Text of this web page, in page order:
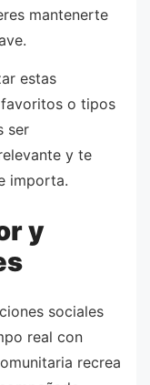
mantenerte
estas
o tipos
ser
y te
importa.
y
sociales
real con
recrea